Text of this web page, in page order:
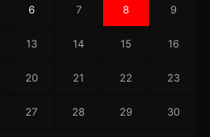
6 7 8 9
13 14 15 16
20 21 22 23
27 28 29 30